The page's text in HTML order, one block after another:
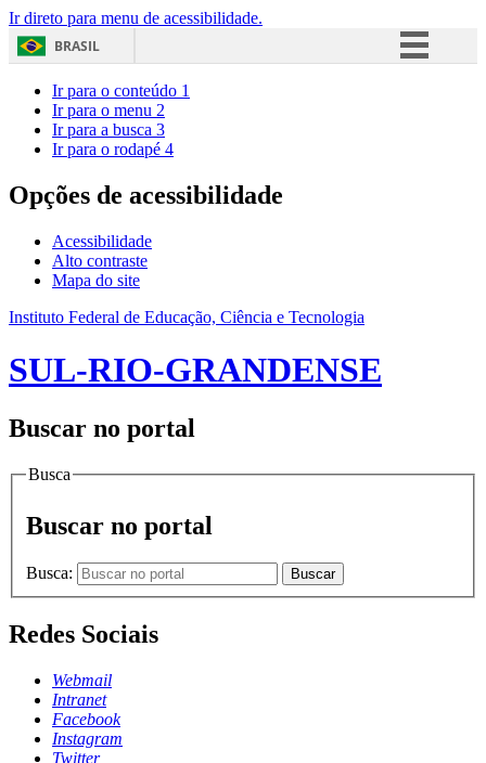
Ir direto para menu de acessibilidade.
BRASIL
Acesso à informação
Ir para o conteúdo 1
Ir para o menu 2
Ir para a busca 3
Ir para o rodapé 4
Opções de acessibilidade
Acessibilidade
Alto contraste
Mapa do site
Instituto Federal de Educação, Ciência e Tecnologia
SUL-RIO-GRANDENSE
Buscar no portal
Busca
Buscar no portal
Busca: Buscar
Redes Sociais
Webmail
Intranet
Facebook
Instagram
Twitter